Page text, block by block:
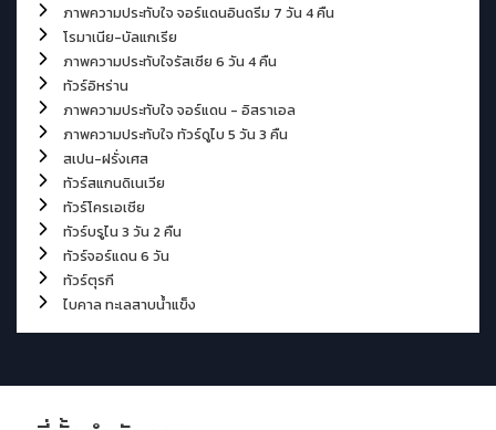
ภาพความประทับใจ จอร์แดนอินดรีม 7 วัน 4 คืน
โรมาเนีย-บัลแกเรีย
ภาพความประทับใจรัสเซีย 6 วัน 4 คืน
ทัวร์อิหร่าน
ภาพความประทับใจ จอร์แดน - อิสราเอล
ภาพความประทับใจ ทัวร์ดูไบ 5 วัน 3 คืน
สเปน-ฝรั่งเศส
ทัวร์สแกนดิเนเวีย
ทัวร์โครเอเชีย
ทัวร์บรูไน 3 วัน 2 คืน
ทัวร์จอร์แดน 6 วัน
ทัวร์ตุรกี
ไบคาล ทะเลสาบน้ำแข็ง